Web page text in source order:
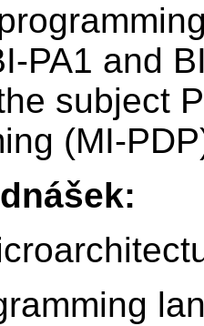
PA1 and
subject
(MI-